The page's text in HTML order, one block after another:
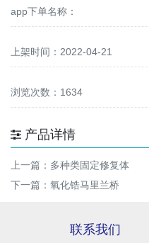
app下单名称：
上架时间：2022-04-21
浏览次数：1634
产品详情
上一篇： 多种类固定修复体
下一篇： 氧化锆马里兰桥
联系我们